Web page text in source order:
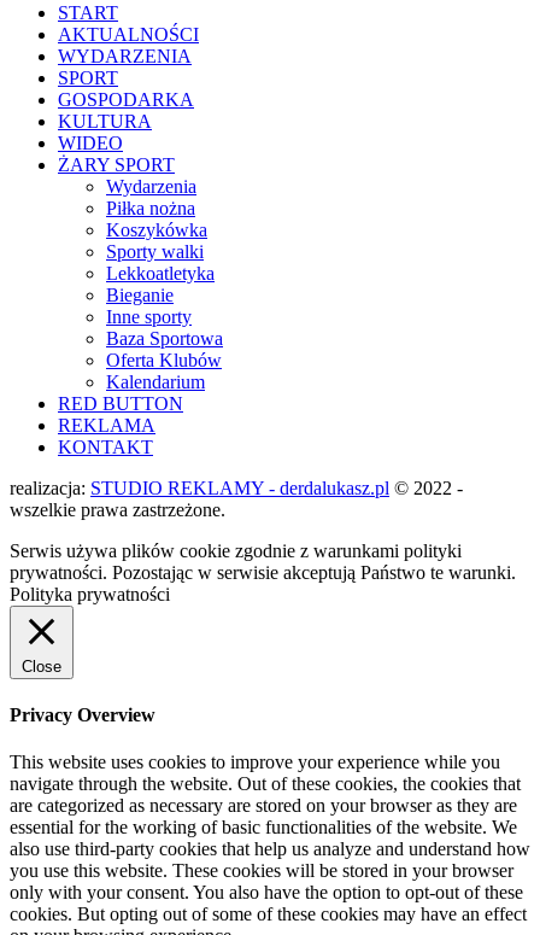
START
AKTUALNOŚCI
WYDARZENIA
SPORT
GOSPODARKA
KULTURA
WIDEO
ŻARY SPORT
Wydarzenia
Piłka nożna
Koszykówka
Sporty walki
Lekkoatletyka
Bieganie
Inne sporty
Baza Sportowa
Oferta Klubów
Kalendarium
RED BUTTON
REKLAMA
KONTAKT
realizacja: STUDIO REKLAMY - derdalukasz.pl © 2022 -
wszelkie prawa zastrzeżone.
Serwis używa plików cookie zgodnie z warunkami polityki
prywatności. Pozostając w serwisie akceptują Państwo te warunki.
Polityka prywatności
Close
Privacy Overview
This website uses cookies to improve your experience while you
navigate through the website. Out of these cookies, the cookies that
are categorized as necessary are stored on your browser as they are
essential for the working of basic functionalities of the website. We
also use third-party cookies that help us analyze and understand how
you use this website. These cookies will be stored in your browser
only with your consent. You also have the option to opt-out of these
cookies. But opting out of some of these cookies may have an effect